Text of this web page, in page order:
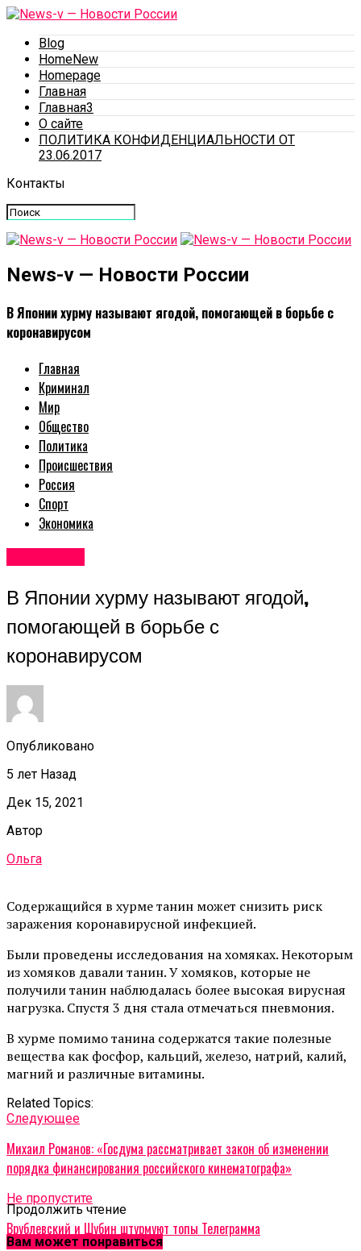
Blog
HomeNew
Homepage
Главная
Главная3
О сайте
ПОЛИТИКА КОНФИДЕНЦИАЛЬНОСТИ ОТ
23.06.2017
Контакты
News-v — Новости России
В Японии хурму называют ягодой, помогающей в борьбе с
коронавирусом
Главная
Криминал
Мир
Общество
Политика
Происшествия
Россия
Спорт
Экономика
В Японии хурму называют ягодой,
помогающей в борьбе с
коронавирусом
Опубликовано
5 лет Назад
Дек 15, 2021
Автор
Ольга
Содержащийся в хурме танин может снизить риск
заражения коронавирусной инфекцией.
Были проведены исследования на хомяках. Некоторым
из хомяков давали танин. У хомяков, которые не
получили танин наблюдалась более высокая вирусная
нагрузка. Спустя 3 дня стала отмечаться пневмония.
В хурме помимо танина содержатся такие полезные
вещества как фосфор, кальций, железо, натрий, калий,
магний и различные витамины.
Related Topics:
Cледующее
Михаил Романов: «Госдума рассматривает закон об изменении
порядка финансирования российского кинематографа»
Не пропустите
Врублевский и Шубин штурмуют топы Телеграмма
Продолжить чтение
Вам может понравиться